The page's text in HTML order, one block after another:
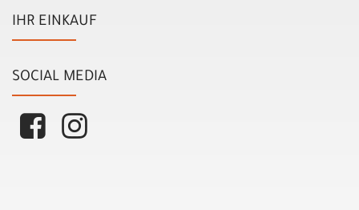
IHR EINKAUF
SOCIAL MEDIA